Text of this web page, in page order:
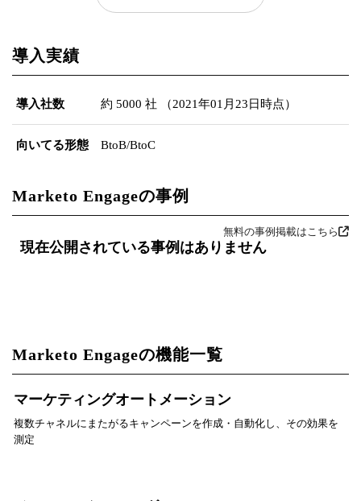
導入実績
導入社数 約 5000 社 （2021年01月23日時点）
向いてる形態 BtoB/BtoC
Marketo Engageの事例
無料の事例掲載はこちら
現在公開されている事例はありません
Marketo Engageの機能一覧
マーケティングオートメーション
複数チャネルにまたがるキャンペーンを作成・自動化し、その効果を
測定